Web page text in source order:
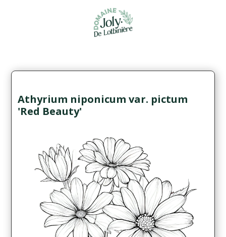
Athyrium niponicum var. pictum
'Red Beauty'